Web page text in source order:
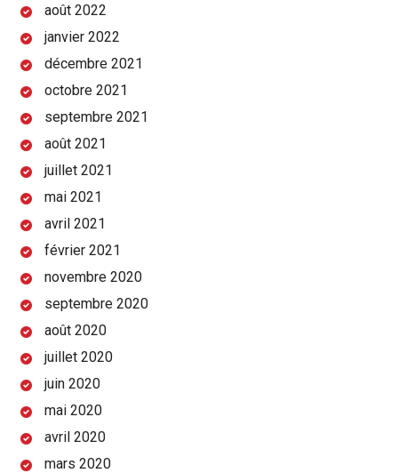
août 2022
janvier 2022
décembre 2021
octobre 2021
septembre 2021
août 2021
juillet 2021
mai 2021
avril 2021
février 2021
novembre 2020
septembre 2020
août 2020
juillet 2020
juin 2020
mai 2020
avril 2020
mars 2020